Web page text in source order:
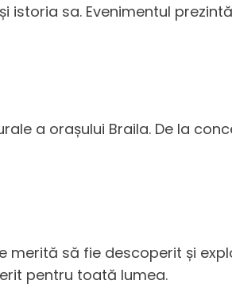
istoria sa. Evenimentul
a orașului Braila. De la
să fie descoperit și
pentru toată lumea.